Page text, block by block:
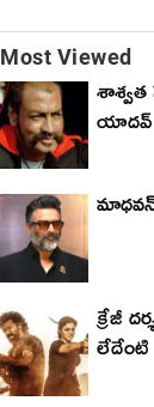
Most Viewed
శాశ్వత
యాదవ్
మాధ‌వ‌న్
క్రేజీ
లేదేంటి